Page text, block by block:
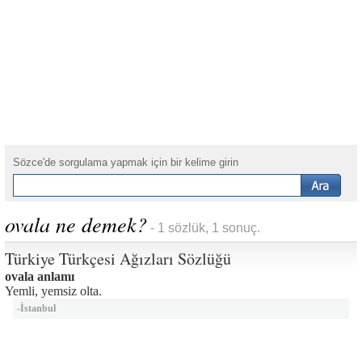
Sözce'de sorgulama yapmak için bir kelime girin
ovala ne demek? - 1 sözlük, 1 sonuç.
Türkiye Türkçesi Ağızları Sözlüğü
ovala anlamı
Yemli, yemsiz olta.
-İstanbul